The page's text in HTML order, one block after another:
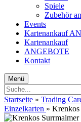
Spiele
Zubehör
Events
Kartenankauf
Kartenankauf
ANGEBOTE
Kontakt
Menü
Startseite » Trading
Einzelkarten »